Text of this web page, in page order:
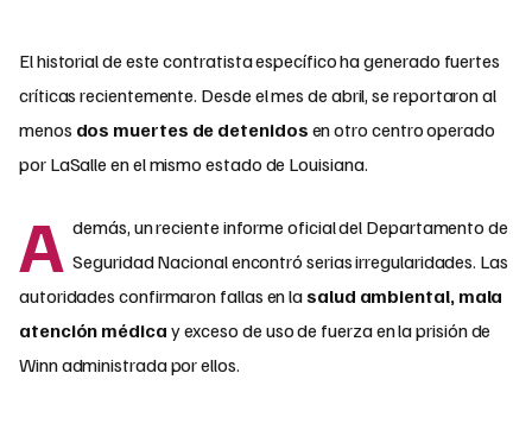
El historial de este contratista específico ha generado fuertes
críticas recientemente. Desde el mes de abril, se reportaron al
menos dos muertes de detenidos en otro centro operado
por LaSalle en el mismo estado de Louisiana.
A demás, un reciente informe oficial del Departamento de
Seguridad Nacional encontró serias irregularidades. Las
autoridades confirmaron fallas en lasalud ambiental, mala
atención médica y exceso de uso de fuerza en la prisión de
Winn administrada por ellos.